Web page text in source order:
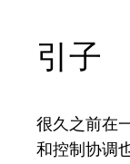
引子
很久之前在
和控制协调